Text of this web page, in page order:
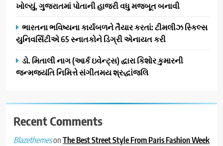
ખોલ્યું, ગુજરાતમાં પોતાની હાજરી વધુ મજબૂત બનાવી
ભારતના ભવિષ્યના કાર્યબળને તૈયાર કરતાં: ટીમલીઝ સ્કિલ્સ
યુનિવર્સિટીએ 65 સ્નાતકોને ડિગ્રી એનાયત કરી
ડો. મિતાલી નાગ (આર્ક ઇવેન્ટ્સ) દ્વારા કિશોર કુમારની
જન્મજયંતિ નિમિત્તે સંગીતમય શ્રદ્ધાંજલિ
Recent Comments
BlazethemesonThe Best Street Style From Paris Fashion Week